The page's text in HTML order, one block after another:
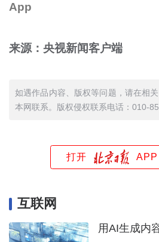
App
来源：央视新闻客户端
如遇作品内容、版权等问题，请在相
本网联系。版权侵权联系电话：010-
打开 APP
互联网
用AI生成内